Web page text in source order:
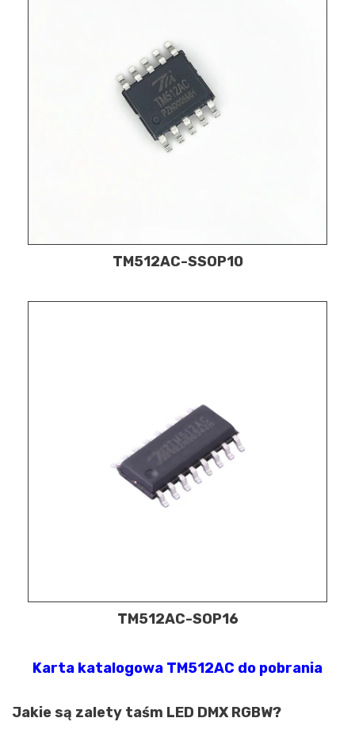
TM512AC-SSOP10
TM512AC-SOP16
Karta katalogowa TM512AC do pobrania
Jakie są zalety taśm LED DMX RGBW?